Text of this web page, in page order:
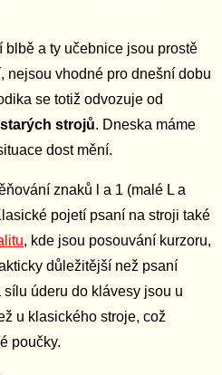
blbě a ty učebnice jsou prostě
nejsou vhodné pro dnešní dobu
se totiž odvozuje od
strojů. Dneska máme
dost mění.
znaků l a 1 (malé L a
pojetí psaní na stroji také
, kde jsou posouvání kurzoru,
důležitější než psaní
úderu do klávesy jsou u
u klasického stroje, což
poučky.